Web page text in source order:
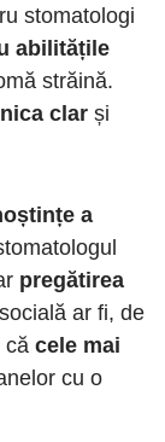
stomatologi
abilitățile
străină.
clar și
a
pregătirea
ar fi, de
că cele mai
cu o